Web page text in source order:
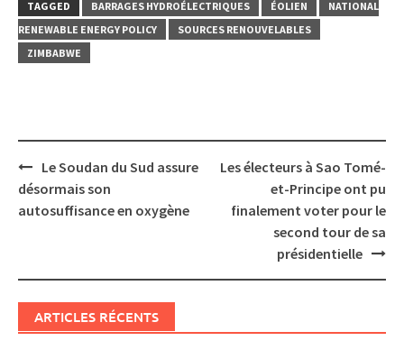
TAGGED
BARRAGES HYDROÉLECTRIQUES ÉOLIEN
NATIONAL
RENEWABLE ENERGY POLICY
SOURCES RENOUVELABLES
ZIMBABWE
Post
navigation
Le Soudan du Sud assure
désormais son
autosuffisance en oxygène
Les électeurs à Sao Tomé-
et-Principe ont pu
finalement voter pour le
second tour de sa
présidentielle
ARTICLES RÉCENTS